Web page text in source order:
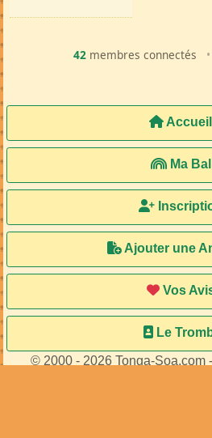
42 membres connectés •
Accueil
Ma Bal
Ajouter une
Vos
Le
© 2000 - 2026 Tonga-Soa.com